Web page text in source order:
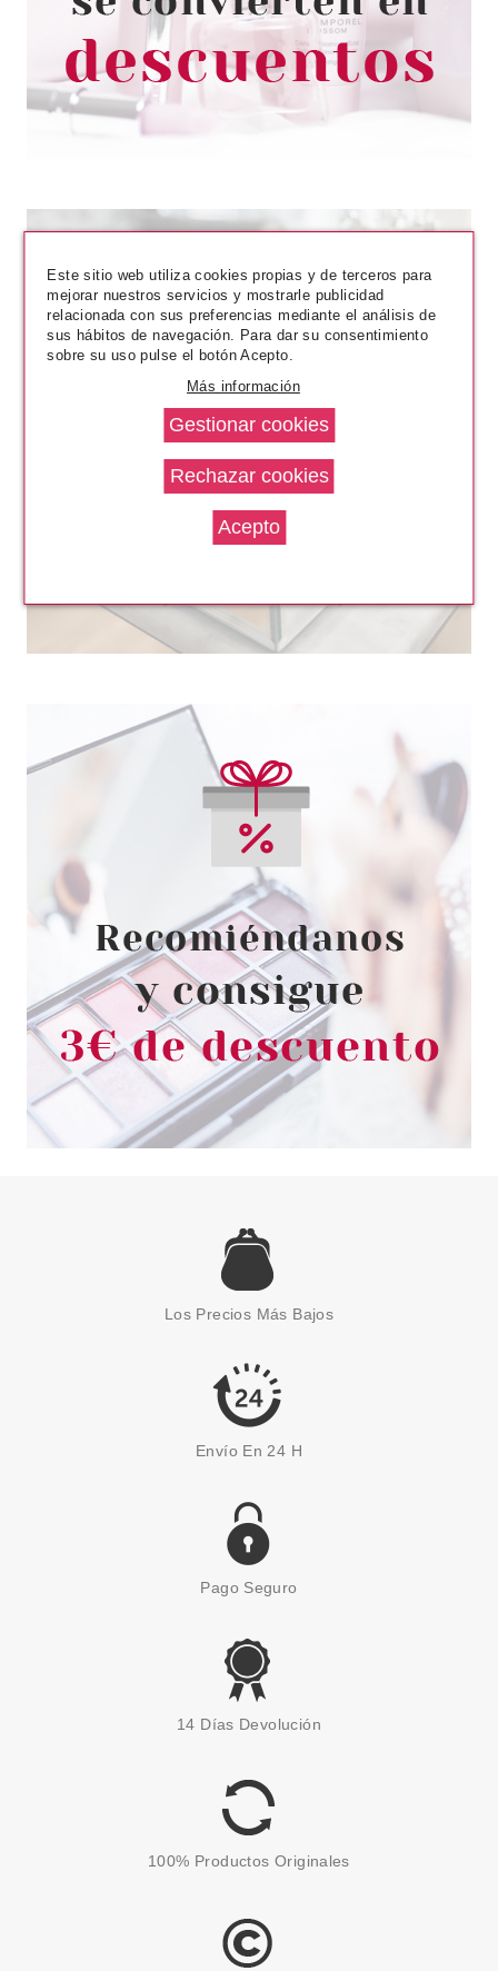
Pvr 76.50€
-32%
desde
51.90€
CLARINS
COMFORT HYDRA CREAM 50
ML
Pvr 30.00€
-40%
desde
17.90€
CLARINS
CLARINS LIP PERFECTOR
GLOW BALSAMO LABIAL 25
MULBERRY GLOW 12 ML
Pvr 25.50€
-24%
desde
19.46€
CLARINS
CLARINS MY CLARINS PURE-
RESET SERUM PIEL NUEVA 30
ML
22.80€
CLARINS
MAQUILLAJE DOUBLE SERUM
39.90€
Los Precios Más Bajos
Envío En 24 H
Pago Seguro
14 Días Devolución
100% Productos Originales
Este sitio web utiliza cookies propias y de terceros para
mejorar nuestros servicios y mostrarle publicidad
relacionada con sus preferencias mediante el análisis de
sus hábitos de navegación. Para dar su consentimiento
sobre su uso pulse el botón Acepto.
Más información